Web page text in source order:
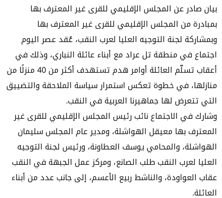
بيان صادر عن المجلس الإقليمي للقرى غير المعترف بها
بمبادرة من المجلس الإقليمي للقرى غير المعترف بها
وبمشاركة لجنة التوجيه العليا لعرب النقب، عُقد عصر اليوم
اجتماع في منطقة تل عراد مع أبناء عائلة النباري، وذلك في
أعقاب تسلّم العائلة أوامر هدم تستهدف أكثر من 40 منزلًا من
منازلها، في خطوة تعكس استمرار سياسة الملاحقة والتضييق
التي تتعرض لها جماهيرنا العربية في النقب.
وشارك في الاجتماع نائب رئيس المجلس الإقليمي للقرى غير
المعترف بها معيقل الهواشلة، ومدير عام المجلس سليمان
الهواشلة، والمحامي يوسف العطاونة، ورئيس لجنة التوجيه
العليا لعرب النقب طلب الصانع، ومركز عمل الجبهة في النقب
عقاب العواودة، والناشط ربيع الأعسم، إلى جانب عدد من أبناء
العائلة.